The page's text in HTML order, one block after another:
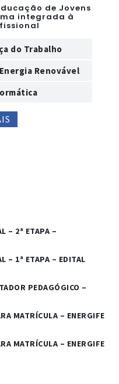
de Jovens
integrada à
do Trabalho
Renovável
– 2ª ETAPA –
– 1ª ETAPA – EDITAL
PEDAGÓGICO –
MATRÍCULA – ENERGIFE
MATRÍCULA – ENERGIFE